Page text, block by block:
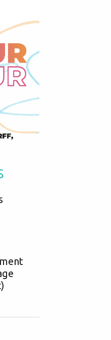
d'Inexium prescrit !!
reflux RGO)